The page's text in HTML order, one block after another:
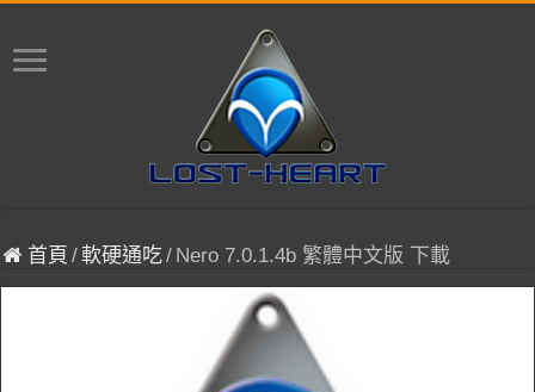
首頁 /軟硬通吃/ Nero 7.0.1.4b 繁體中文版 下載